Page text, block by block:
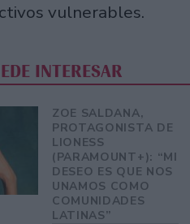
vulnerables.
INTERESAR
ZOE SALDANA,
PROTAGONISTA DE
LIONESS
(PARAMOUNT+): “MI
DESEO ES QUE NOS
UNAMOS COMO
COMUNIDADES
LATINAS”